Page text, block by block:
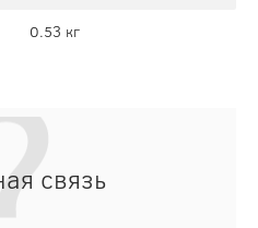
0.53 кг
связь